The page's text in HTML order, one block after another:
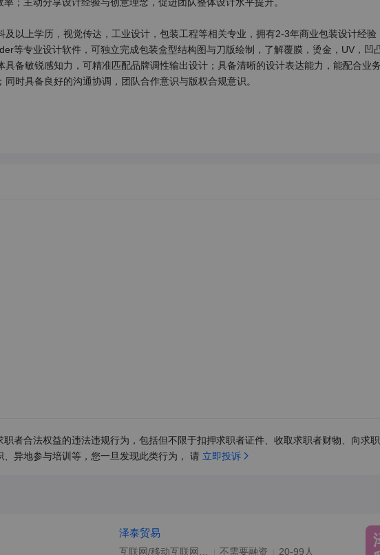
以上学历，视觉传达，工业设计，包装工程等相关专业，拥有2-3年商业包装设计经验
等专业设计软件，可独立完成包装盒型结构图与刀版绘制，了解覆膜，烫金，UV，凹
备敏锐感知力，可精准匹配品牌调性输出设计；具备清晰的设计表达能力，能配合业
时具备良好的沟通协调，团队合作意识与版权合规意识。
者合法权益的违法违规行为，包括但不限于扣押求职者证件、收取求职者财物、向求
异地参与培训等，您一旦发现此类行为， 请 立即投诉
泽泰贸易
不需要融资 20-99人